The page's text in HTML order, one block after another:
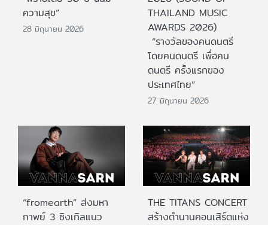
ความสุข”
28 มิถุนายน 2026
THAILAND MUSIC
AWARDS 2026)
“รางวัลของคนดนตรี
โดยคนดนตรี เพื่อคน
ดนตรี ครั้งแรกของ
ประเทศไทย”
27 มิถุนายน 2026
“fromearth” ส่งมหา
กาพย์ 3 ซิงเกิลแนว
THE TITANS CONCERT
สร้างตำนานคอนเสิร์ตแห่ง